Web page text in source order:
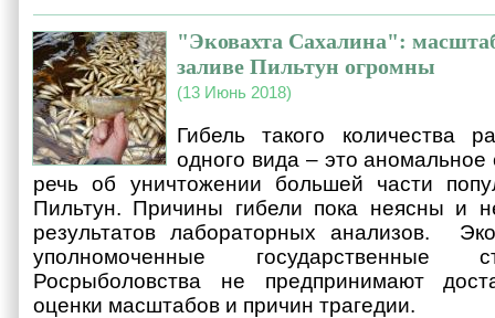
"Эковахта Сахалина":
заливе Пильтун огромны
(13 Июнь 2018)
Гибель такого количества
одного вида – это
речь об уничтожении большей части
Пильтун. Причины гибели пока неясны и
результатов лабораторных анализов.
уполномоченные государственные
Росрыболовства не предпринимают
оценки масштабов и причин трагедии.